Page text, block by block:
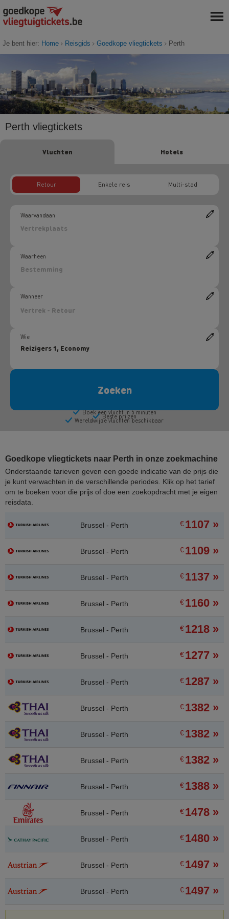
Je bent hier: Home Reisgids Goedkope vliegtickets Perth
Perth vliegtickets
Goedkope vliegtickets naar Perth in onze zoekmachine
Onderstaande tarieven geven een goede indicatie van de prijs die
je kunt verwachten in de verschillende periodes. Klik op het tarief
om te boeken voor die prijs of doe een zoekopdracht met je eigen
reisdata.
Brussel - Perth €1107 »
Brussel - Perth €1109 »
Brussel - Perth €1137 »
Brussel - Perth €1160 »
Brussel - Perth €1218 »
Brussel - Perth €1277 »
Brussel - Perth €1287 »
Brussel - Perth €1382 »
Brussel - Perth €1382 »
Brussel - Perth €1382 »
Brussel - Perth €1388 »
Brussel - Perth €1478 »
Brussel - Perth €1480 »
Brussel - Perth €1497 »
Brussel - Perth €1497 »